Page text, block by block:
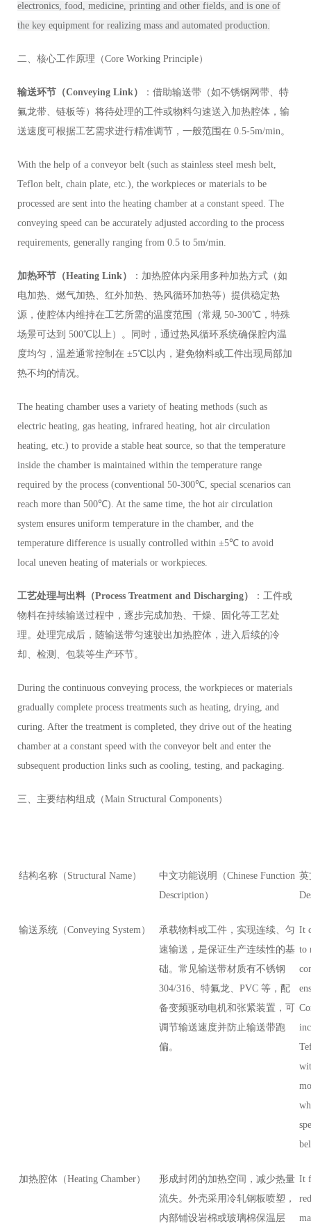
electronics, food, medicine, printing and other fields, and is one of
the key equipment for realizing mass and automated production.
二、核心工作原理（Core Working Principle）
输送环节（Conveying Link）
：借助输送带（如不锈钢网带、特
氟龙带、链板等）将待处理的工件或物料匀速送入加热腔体，输
送速度可根据工艺需求进行精准调节，一般范围在 0.5-5m/min。
With the help of a conveyor belt (such as stainless steel mesh belt,
Teflon belt, chain plate, etc.), the workpieces or materials to be
processed are sent into the heating chamber at a constant speed. The
conveying speed can be accurately adjusted according to the process
requirements, generally ranging from 0.5 to 5m/min.
加热环节（Heating Link）
：加热腔体内采用多种加热方式（如
电加热、燃气加热、红外加热、热风循环加热等）提供稳定热
源，使腔体内维持在工艺所需的温度范围（常规 50-300℃，特殊
场景可达到 500℃以上）。同时，通过热风循环系统确保腔内温
度均匀，温差通常控制在 ±5℃以内，避免物料或工件出现局部加
热不均的情况。
The heating chamber uses a variety of heating methods (such as
electric heating, gas heating, infrared heating, hot air circulation
heating, etc.) to provide a stable heat source, so that the temperature
inside the chamber is maintained within the temperature range
required by the process (conventional 50-300℃, special scenarios can
reach more than 500℃). At the same time, the hot air circulation
system ensures uniform temperature in the chamber, and the
temperature difference is usually controlled within ±5℃ to avoid
local uneven heating of materials or workpieces.
工艺处理与出料（Process Treatment and Discharging）
：工件或
物料在持续输送过程中，逐步完成加热、干燥、固化等工艺处
理。处理完成后，随输送带匀速驶出加热腔体，进入后续的冷
却、检测、包装等生产环节。
During the continuous conveying process, the workpieces or materials
gradually complete process treatments such as heating, drying, and
curing. After the treatment is completed, they drive out of the heating
chamber at a constant speed with the conveyor belt and enter the
subsequent production links such as cooling, testing, and packaging.
三、主要结构组成（Main Structural Components）
结构名称（Structural Name）
中文功能说明（Chinese Function
Description）
英
输送系统（Conveying System）
承载物料或工件，实现连续、匀
速输送，是保证生产连续性的基
础。常见输送带材质有不锈钢
304/316、特氟龙、PVC 等，配
备变频驱动电机和张紧装置，可
调节输送速度并防止输送带跑
偏。
It
to
加热腔体（Heating Chamber）
形成封闭的加热空间，减少热量
流失。外壳采用冷轧钢板喷塑，
内部铺设岩棉或玻璃棉保温层
It